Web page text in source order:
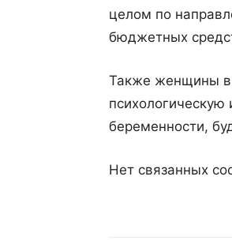
целом по
бюджетных
Также женщины в
беременности,
Нет связанных